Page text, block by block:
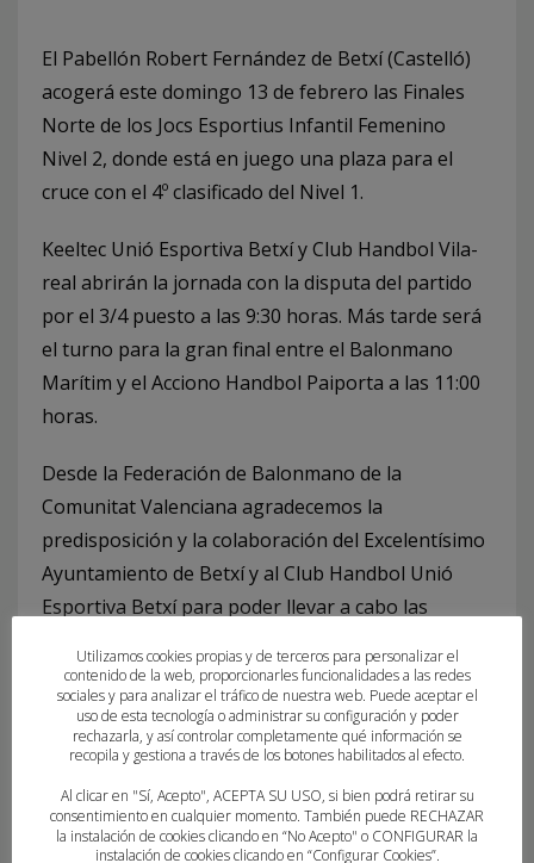
El Pabellón Robert Fernández de Betxí (Castelló)
acogerá este domingo 13 de febrero las Finales
Norte de los Jocs Esportius Infantil Femenino
Nivel 2, donde está en juego una plaza para el
cruce con el 4º clasificado del Nivel 1.
Keeltec Unió Esportiva Betxí y Club Handbol Vila-
real abrirán la jornada con la disputa del partido
por el 3/4 puesto a las 9:30 horas. Más tarde será
el turno para la gran final entre el Balonmano
Marítim y el Acciono Handbol Paiporta a las 11:00
horas.
Desde la Federación de Balonmano de la
Comunitat Valenciana agradecemos la
predisposición y la colaboración del Excelentísimo
Ayuntamiento de Betxí y al Club Handbol Unió
Esportiva Betxí para poder llevar a cabo las
Femenino Nivel 2 en su localidad.
ETIQUETADO BAJO:
BETXÍ,CLUB HANDBOL VILA-REAL, FINALES NORTE ,HANDBOL BETXÍ
Utilizamos cookies propias y de terceros para personalizar el
contenido de la web, proporcionarles funcionalidades a las redes
sociales y para analizar el tráfico de nuestra web. Puede aceptar el
uso de esta tecnología o administrar su configuración y poder
rechazarla, y así controlar completamente qué información se
recopila y gestiona a través de los botones habilitados al efecto.
Al clicar en "Sí, Acepto", ACEPTA SU USO, si bien podrá retirar su
consentimiento en cualquier momento. También puede RECHAZAR
la instalación de cookies clicando en “No Acepto" o CONFIGURAR la
instalación de cookies clicando en “Configurar Cookies”.